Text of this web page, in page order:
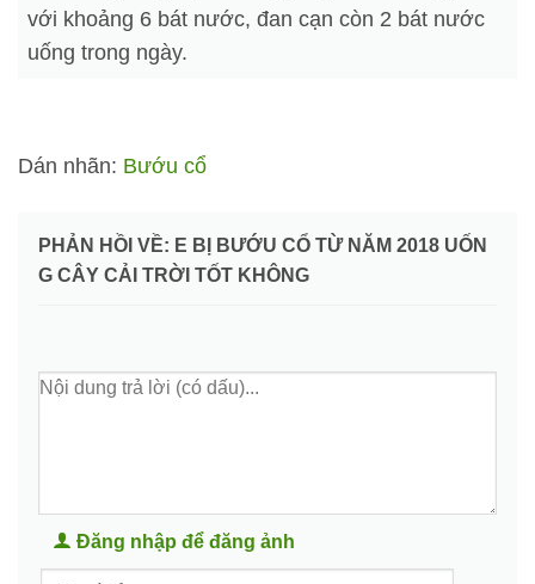
với khoảng 6 bát nước, đan cạn còn 2 bát nước
uống trong ngày.
Dán nhãn: Bướu cổ
PHẢN HỒI VỀ: E BỊ BƯỚU CỔ TỪ NĂM 2018 UỐN
G CÂY CẢI TRỜI TỐT KHÔNG
Đăng nhập để đăng ảnh